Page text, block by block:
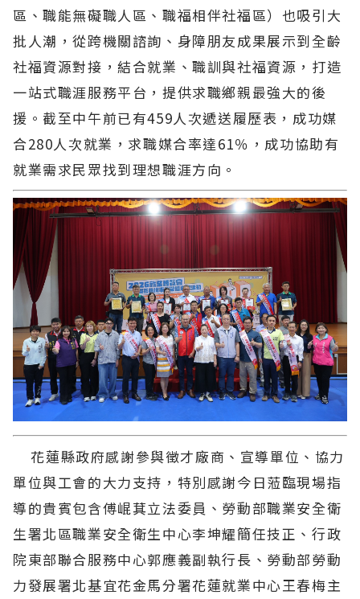
區、職能無礙職人區、職福相伴社福區）也吸引大
批人潮，從跨機關諮詢、身障朋友成果展示到全齡
社福資源對接，結合就業、職訓與社福資源，打造
一站式職涯服務平台，提供求職鄉親最強大的後
援。截至中午前已有459人次遞送履歷表，成功媒
合280人次就業，求職媒合率達61％，成功協助有
就業需求民眾找到理想職涯方向。
花蓮縣政府感謝參與徵才廠商、宣導單位、協力
單位與工會的大力支持，特別感謝今日蒞臨現場指
導的貴賓包含傅崐萁立法委員、勞動部職業安全衛
生署北區職業安全衛生中心李坤耀簡任技正、行政
院東部聯合服務中心郭應義副執行長、勞動部勞動
力發展署北基宜花金馬分署花蓮就業中心王春梅主